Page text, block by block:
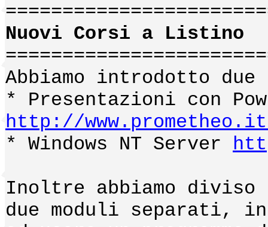
Nuovi Corsi a Listino
Abbiamo introdotto
* Presentazioni con
http://
* Windows NT Server
Inoltre abbiamo
due moduli separati,